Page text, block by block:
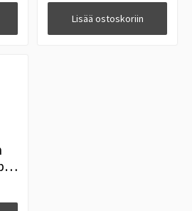
Lisää ostoskoriin